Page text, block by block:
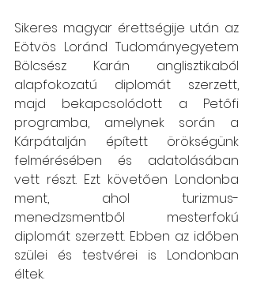
Sikeres magyar érettségije után az
Eötvös Loránd Tudományegyetem
Bölcsész Karán anglisztikaból
alapfokozatú diplomát szerzett,
majd bekapcsolódott a Petőfi
programba, amelynek során a
Kárpátalján épített örökségünk
felmérésében és adatolásában
vett részt. Ezt követően Londonba
ment, ahol turizmus-
menedzsmentből mesterfokú
diplomát szerzett. Ebben az időben
szülei és testvérei is Londonban
éltek.